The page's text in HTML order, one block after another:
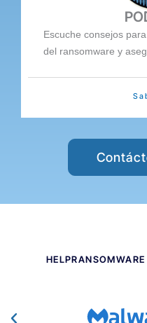
Escuche consejos
del ransomware y